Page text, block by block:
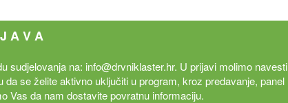
A V A
sudjelovanja na: info@drvniklaster.hr. U prijavi molimo navesti
se želite aktivno uključiti u program, kroz predavanje, panel
Vas da nam dostavite povratnu informaciju.